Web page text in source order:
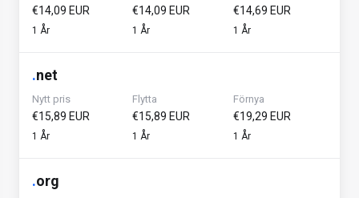
€14,09 EUR
1 År
€14,09 EUR
1 År
€14,69 EUR
1 År
.net
Nytt pris
€15,89 EUR
1 År
Flytta
€15,89 EUR
1 År
Förnya
€19,29 EUR
1 År
.org